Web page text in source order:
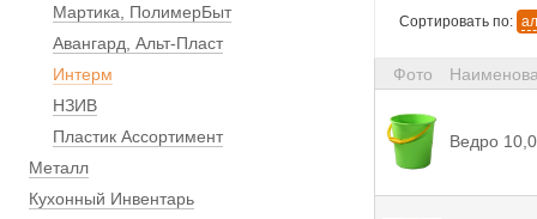
Мартика, ПолимерБыт
Авангард, Альт-Пласт
Интерм
НЗИВ
Пластик Ассортимент
Металл
Кухонный Инвентарь
Сортировать по:
Фото
Ведро